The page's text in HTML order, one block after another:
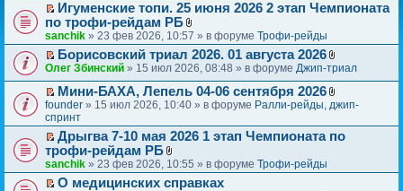
П
е
р
е
й
т
и
к
п
е
р
в
о
м
Игуменские топи. 25 июня 2026 2 этап Чемпионата
по трофи-рейдам РБ
В
л
о
ж
е
н
и
sanchik » 23 фев 2026, 10:57 » в форуме Трофи-рейды
П
е
р
е
й
т
и
к
п
е
Борисовский триал 2026. 01 августа 2026
В
л
ж
н
и
Олег Збинский » 15 июл 2026, 08:48 » в форуме Джип-триал
П
е
р
е
й
т
и
Мини-БАХА, Лепель 04-06 сентября 2026
В
о
ж
founder » 15 июл 2026, 10:40 » в форуме Ралли-рейды, джип-
спринт
П
е
р
е
Дрыгва 7-10 мая 2026 1 этап Чемпионата по
трофи-рейдам РБ
В
л
о
sanchik » 23 фев 2026, 10:55 » в форуме Трофи-рейды
О медицинских справках